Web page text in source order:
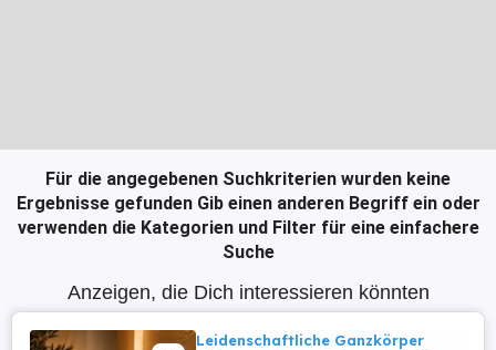
Für die angegebenen Suchkriterien wurden keine
Ergebnisse gefunden Gib einen anderen Begriff ein oder
verwenden die Kategorien und Filter für eine einfachere
Suche
Anzeigen, die Dich interessieren könnten
Leidenschaftliche Ganzkörper